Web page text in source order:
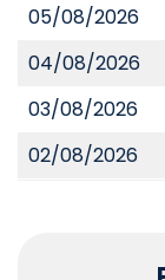
05/08/2026
04/08/2026
03/08/2026
02/08/2026